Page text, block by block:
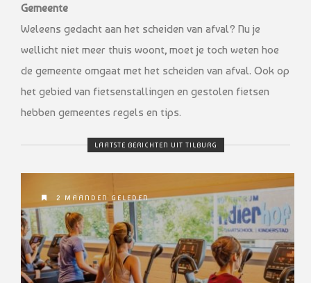
Gemeente
Weleens gedacht aan het scheiden van afval? Nu je
wellicht niet meer thuis woont, moet je toch weten hoe
de gemeente omgaat met het scheiden van afval. Ook op
het gebied van fietsenstallingen en gestolen fietsen
hebben gemeentes regels en tips.
LAATSTE BERICHTEN UIT TILBURG
2 MAANDEN GELEDEN